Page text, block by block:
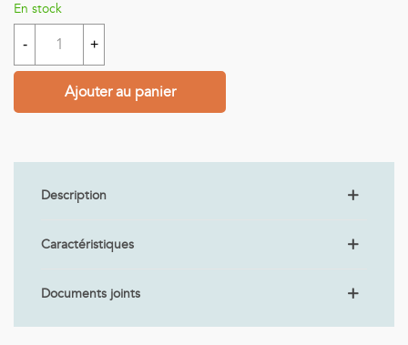
En stock
- +
Ajouter au panier
Description
Caractéristiques
Documents joints